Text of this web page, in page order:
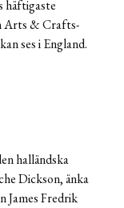
häftigaste
Arts & Crafts-
ses i England.
halländska
Dickson, änka
James Fredrik